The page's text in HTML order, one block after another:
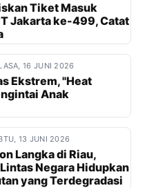
Tiket Masuk
Jakarta ke-499, Catat
16 JUNI 2026
Ekstrem, "Heat
Anak
13 JUNI 2026
Langka di Riau,
Negara Hidupkan
yang Terdegradasi